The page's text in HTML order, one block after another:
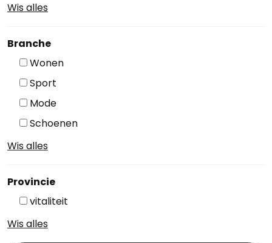
Wis alles
Branche
Wonen
Sport
Mode
Schoenen
Wis alles
Provincie
vitaliteit
Wis alles